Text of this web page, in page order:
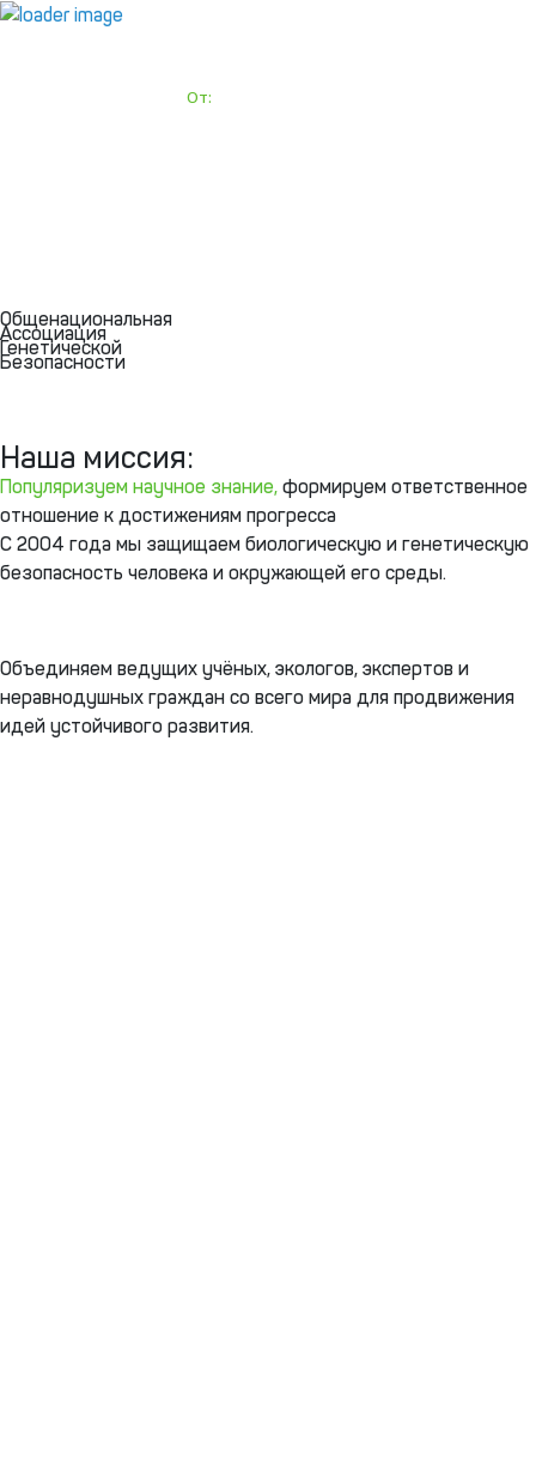
Общенациональная
Ассоциация
Генетической
Безопасности
Наша миссия:
Популяризуем научное знание, формируем ответственное
отношение к достижениям прогресса
С 2004 года мы защищаем биологическую и генетическую
безопасность человека и окружающей его среды.
Объединяем ведущих учёных, экологов, экспертов и
неравнодушных граждан со всего мира для продвижения
идей устойчивого развития.